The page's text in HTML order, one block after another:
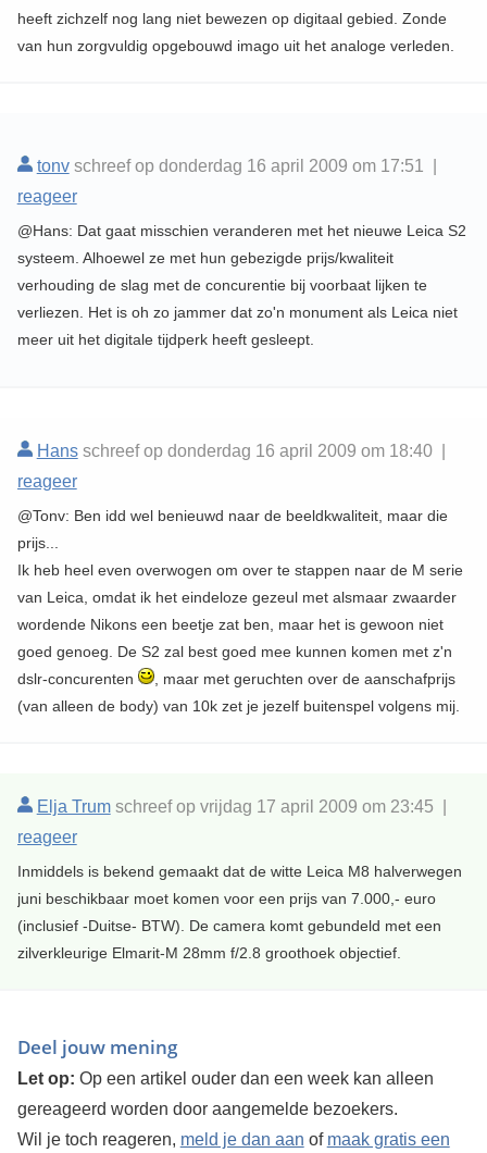
heeft zichzelf nog lang niet bewezen op digitaal gebied. Zonde
van hun zorgvuldig opgebouwd imago uit het analoge verleden.
tonvschreef op donderdag 16 april 2009 om 17:51 |
reageer
@Hans: Dat gaat misschien veranderen met het nieuwe Leica S2
systeem. Alhoewel ze met hun gebezigde prijs/kwaliteit
verhouding de slag met de concurentie bij voorbaat lijken te
verliezen. Het is oh zo jammer dat zo'n monument als Leica niet
meer uit het digitale tijdperk heeft gesleept.
Hansschreef op donderdag 16 april 2009 om 18:40 |
reageer
@Tonv: Ben idd wel benieuwd naar de beeldkwaliteit, maar die
prijs...
Ik heb heel even overwogen om over te stappen naar de M serie
van Leica, omdat ik het eindeloze gezeul met alsmaar zwaarder
wordende Nikons een beetje zat ben, maar het is gewoon niet
goed genoeg. De S2 zal best goed mee kunnen komen met z'n
dslr-concurenten
, maar met geruchten over de aanschafprijs
(van alleen de body) van 10k zet je jezelf buitenspel volgens mij.
Elja Trumschreef op vrijdag 17 april 2009 om 23:45 |
reageer
Inmiddels is bekend gemaakt dat de witte Leica M8 halverwegen
juni beschikbaar moet komen voor een prijs van 7.000,- euro
(inclusief -Duitse- BTW). De camera komt gebundeld met een
zilverkleurige Elmarit-M 28mm f/2.8 groothoek objectief.
Deel jouw mening
Let op: Op een artikel ouder dan een week kan alleen
gereageerd worden door aangemelde bezoekers.
Wil je toch reageren, meld je dan aan of maak gratis een